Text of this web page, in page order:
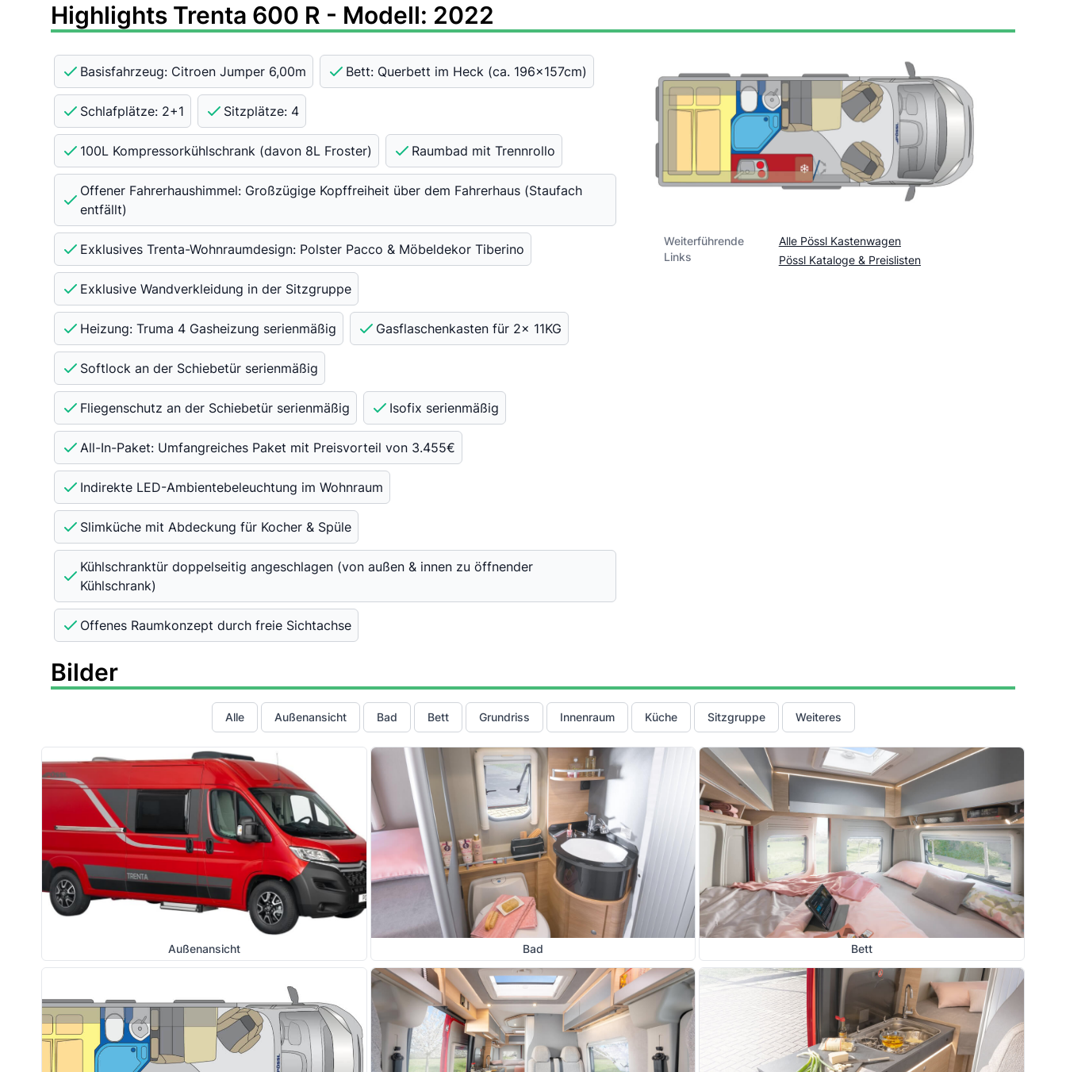
Highlights Trenta 600 R - Modell: 2022
Basisfahrzeug: Citroen Jumper 6,00m Bett: Querbett im Heck (ca. 196x157cm)
Schlafplätze: 2+1 Sitzplätze: 4
100L Kompressorkühlschrank (davon 8L Froster) Raumbad mit Trennrollo
Offener Fahrerhaushimmel: Großzügige Kopffreiheit über dem Fahrerhaus (Staufach
entfällt)
Exklusives Trenta-Wohnraumdesign: Polster Pacco & Möbeldekor Tiberino
Exklusive Wandverkleidung in der Sitzgruppe
Heizung: Truma 4 Gasheizung serienmäßig Gasflaschenkasten für 2x 11KG
Softlock an der Schiebetür serienmäßig
Fliegenschutz an der Schiebetür serienmäßig Isofix serienmäßig
All-In-Paket: Umfangreiches Paket mit Preisvorteil von 3.455€
Indirekte LED-Ambientebeleuchtung im Wohnraum
Slimküche mit Abdeckung für Kocher & Spüle
Kühlschranktür doppelseitig angeschlagen (von außen & innen zu öffnender
Kühlschrank)
Offenes Raumkonzept durch freie Sichtachse
Weiterführende
Links
Alle Pössl Kastenwagen
Pössl Kataloge & Preislisten
Bilder
Alle Außenansicht Bad Bett Grundriss Innenraum Küche Sitzgruppe Weiteres
Außenansicht Bad Bett